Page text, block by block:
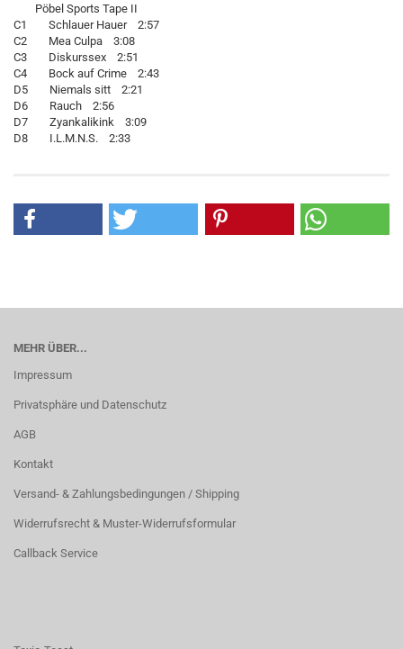
Pöbel Sports Tape II
C1 Schlauer Hauer 2:57
C2 Mea Culpa 3:08
C3 Diskurssex 2:51
C4 Bock auf Crime 2:43
D5 Niemals sitt 2:21
D6 Rauch 2:56
D7 Zyankalikink 3:09
D8 I.L.M.N.S. 2:33
MEHR ÜBER...
Impressum
Privatsphäre und Datenschutz
AGB
Kontakt
Versand- & Zahlungsbedingungen / Shipping
Widerrufsrecht & Muster-Widerrufsformular
Callback Service